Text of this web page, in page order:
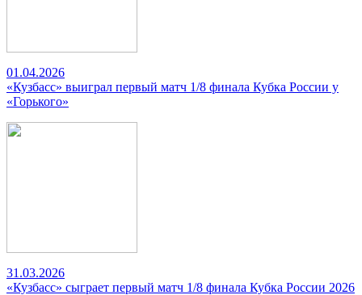
01.04.2026
«Кузбасс» выиграл первый матч 1/8 финала Кубка России у
«Горького»
31.03.2026
«Кузбасс» сыграет первый матч 1/8 финала Кубка России 2026